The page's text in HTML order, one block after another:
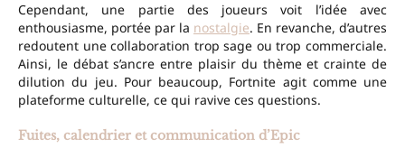
Cependant, une partie des joueurs voit l’idée avec
enthousiasme, portée par la nostalgie. En revanche, d’autres
redoutent une collaboration trop sage ou trop commerciale.
Ainsi, le débat s’ancre entre plaisir du thème et crainte de
dilution du jeu. Pour beaucoup, Fortnite agit comme une
plateforme culturelle, ce qui ravive ces questions.
Fuites, calendrier et communication d’Epic